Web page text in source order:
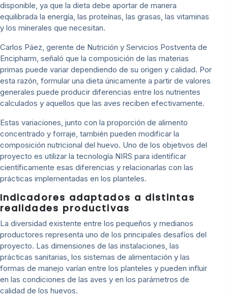
disponible, ya que la dieta debe aportar de manera
equilibrada la energía, las proteínas, las grasas, las vitaminas
y los minerales que necesitan.
Carlos Páez, gerente de Nutrición y Servicios Postventa de
Encipharm, señaló que la composición de las materias
primas puede variar dependiendo de su origen y calidad. Por
esta razón, formular una dieta únicamente a partir de valores
generales puede producir diferencias entre los nutrientes
calculados y aquellos que las aves reciben efectivamente.
Estas variaciones, junto con la proporción de alimento
concentrado y forraje, también pueden modificar la
composición nutricional del huevo. Uno de los objetivos del
proyecto es utilizar la tecnología NIRS para identificar
científicamente esas diferencias y relacionarlas con las
prácticas implementadas en los planteles.
Indicadores adaptados a distintas
realidades productivas
La diversidad existente entre los pequeños y medianos
productores representa uno de los principales desafíos del
proyecto. Las dimensiones de las instalaciones, las
prácticas sanitarias, los sistemas de alimentación y las
formas de manejo varían entre los planteles y pueden influir
en las condiciones de las aves y en los parámetros de
calidad de los huevos.